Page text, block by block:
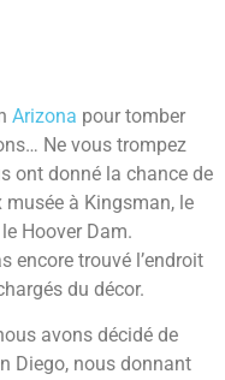
Arizona pour tomber
Ne vous trompez
ont donné la chance de
à Kingsman, le
Hoover Dam.
encore trouvé l’endroit
du décor.
avons décidé de
Diego, nous donnant